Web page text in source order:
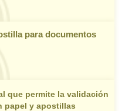
para documentos
que permite la validación
papel y apostillas